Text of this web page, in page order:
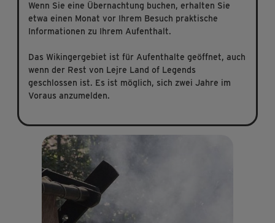
Wenn Sie eine Übernachtung buchen, erhalten Sie
etwa einen Monat vor Ihrem Besuch praktische
Informationen zu Ihrem Aufenthalt.
Das Wikingergebiet ist für Aufenthalte geöffnet, auch
wenn der Rest von Lejre Land of Legends
geschlossen ist. Es ist möglich, sich zwei Jahre im
Voraus anzumelden.